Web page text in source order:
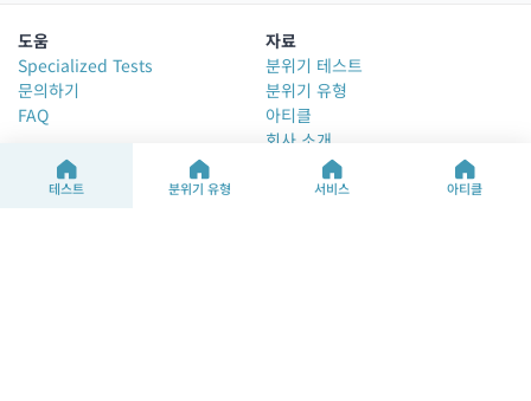
도움
Specialized Tests
문의하기
FAQ
자료
분위기 테스트
분위기 유형
아티클
회사 소개
Change Language
테스트 분위기 유형 서비스 아티클